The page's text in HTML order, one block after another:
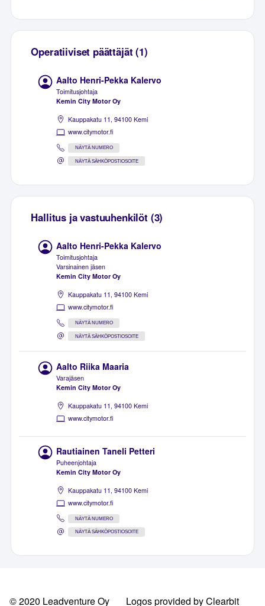
Operatiiviset päättäjät (1)
Aalto Henri-Pekka Kalervo
Toimitusjohtaja
Kemin City Motor Oy
Kauppakatu 11, 94100 Kemi
www.citymotor.fi
NÄYTÄ NUMERO
NÄYTÄ SÄHKÖPOSTIOSOITE
Hallitus ja vastuuhenkilöt (3)
Aalto Henri-Pekka Kalervo
Toimitusjohtaja
Varsinainen jäsen
Kemin City Motor Oy
Kauppakatu 11, 94100 Kemi
www.citymotor.fi
NÄYTÄ NUMERO
NÄYTÄ SÄHKÖPOSTIOSOITE
Aalto Riika Maaria
Varajäsen
Kemin City Motor Oy
Kauppakatu 11, 94100 Kemi
www.citymotor.fi
Rautiainen Taneli Petteri
Puheenjohtaja
Kemin City Motor Oy
Kauppakatu 11, 94100 Kemi
www.citymotor.fi
NÄYTÄ NUMERO
NÄYTÄ SÄHKÖPOSTIOSOITE
© 2020 Leadventure Oy Logos provided by Clearbit